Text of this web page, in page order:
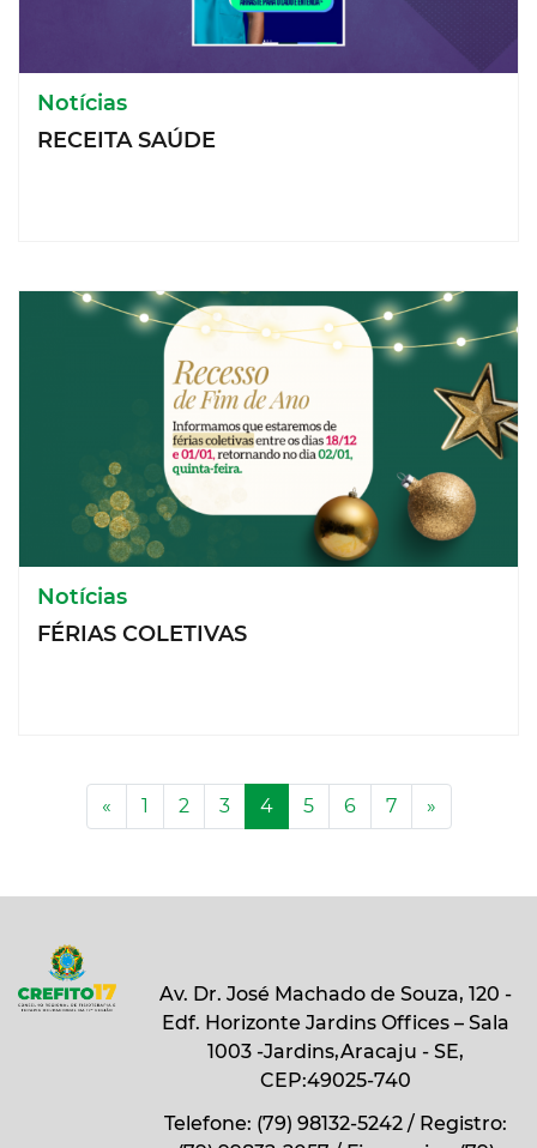
Notícias
RECEITA SAÚDE
Notícias
FÉRIAS COLETIVAS
«Anterior
1 2 3 4(current)
5 6 7 »Próxima
Av. Dr. José Machado de Souza, 120 -
Edf. Horizonte Jardins Offices – Sala
1003 -Jardins,Aracaju - SE,
CEP:49025-740
Telefone: (79) 98132-5242 / Registro: